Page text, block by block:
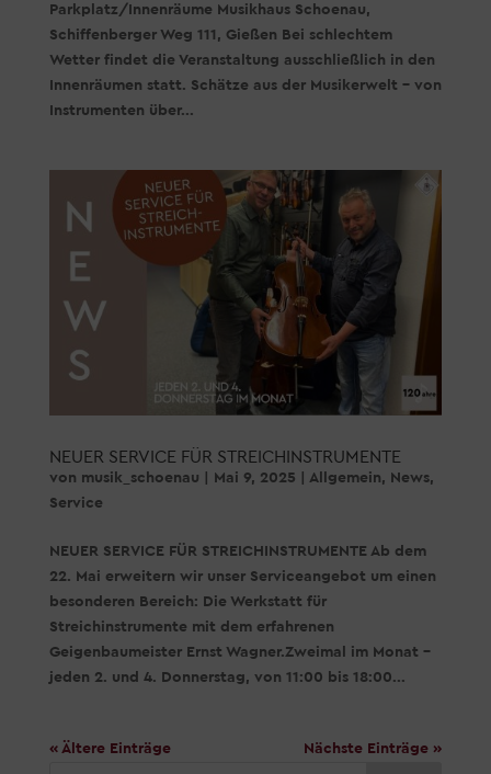
Parkplatz/Innenräume Musikhaus Schoenau,
Schiffenberger Weg 111, Gießen Bei schlechtem
Wetter findet die Veranstaltung ausschließlich in den
Innenräumen statt. Schätze aus der Musikerwelt – von
Instrumenten über...
NEUER SERVICE FÜR STREICHINSTRUMENTE
von musik_schoenau Mai 9, 2025 Allgemein, News,
Service
NEUER SERVICE FÜR STREICHINSTRUMENTE Ab dem
22. Mai erweitern wir unser Serviceangebot um einen
besonderen Bereich: Die Werkstatt für
Streichinstrumente mit dem erfahrenen
Geigenbaumeister Ernst Wagner.Zweimal im Monat –
jeden 2. und 4. Donnerstag, von 11:00 bis 18:00...
« Ältere Einträge Nächste Einträge »